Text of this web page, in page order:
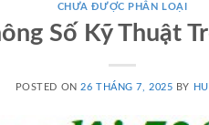
CHƯA ĐƯỢC PHÂN LOẠI
Số Kỹ Thuật
POSTED ON 26 THÁNG 7, 2025 BY